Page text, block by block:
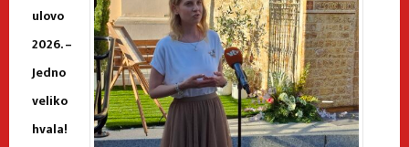
ulovo
2026. –
Jedno
veliko
hvala!